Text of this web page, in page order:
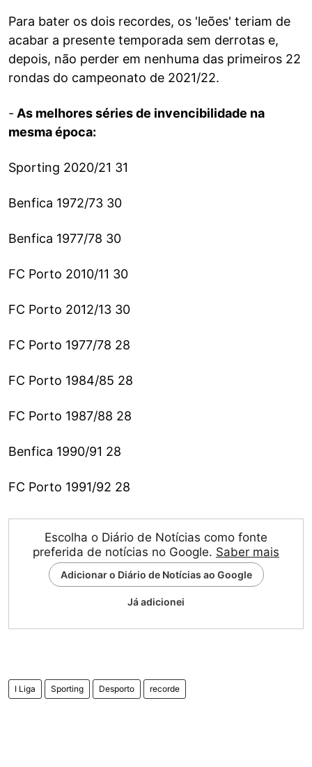
Para bater os dois recordes, os 'leões' teriam de
acabar a presente temporada sem derrotas e,
depois, não perder em nenhuma das primeiros 22
rondas do campeonato de 2021/22.
- As melhores séries de invencibilidade na
mesma época:
Sporting 2020/21 31
Benfica 1972/73 30
Benfica 1977/78 30
FC Porto 2010/11 30
FC Porto 2012/13 30
FC Porto 1977/78 28
FC Porto 1984/85 28
FC Porto 1987/88 28
Benfica 1990/91 28
FC Porto 1991/92 28
Escolha o Diário de Notícias como fonte
preferida de notícias no Google. Saber mais
Adicionar o Diário de Notícias ao Google
Já adicionei
I Liga Sporting Desporto recorde